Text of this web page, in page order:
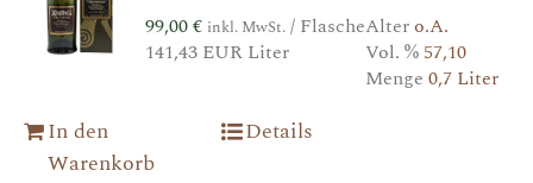
99,00€ inkl. MwSt./ Flasche
141,43 EUR Liter
Altero.A.
Vol. % 57,10
Menge 0,7 Liter
In den
Warenkorb
Details